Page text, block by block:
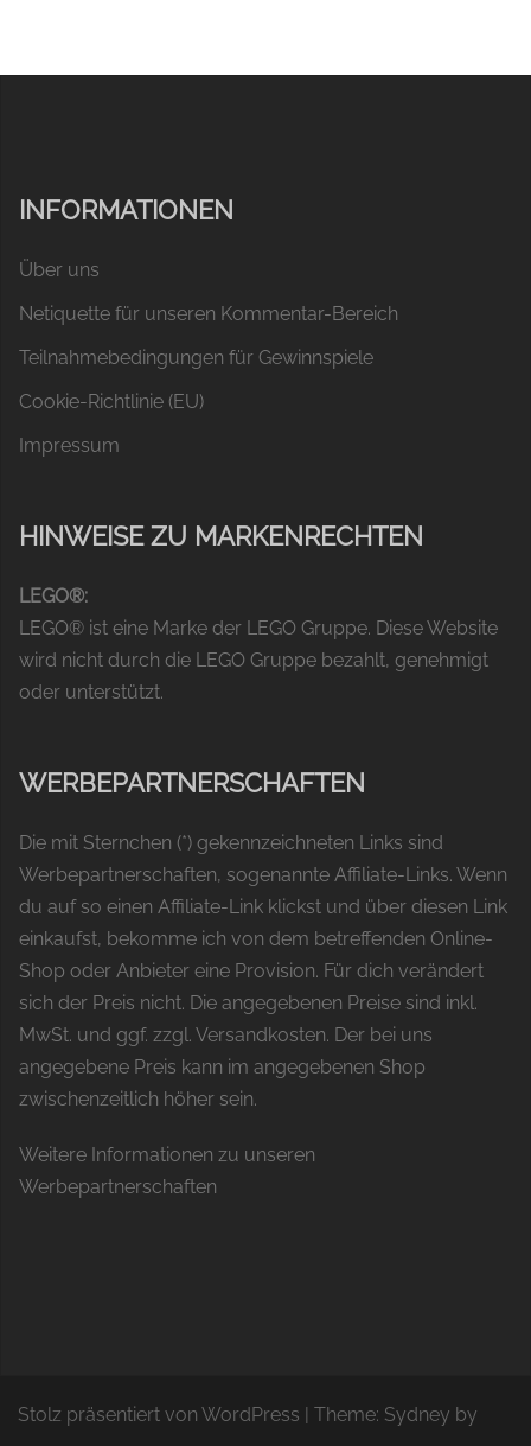
INFORMATIONEN
Über uns
Netiquette für unseren Kommentar-Bereich
Teilnahmebedingungen für Gewinnspiele
Cookie-Richtlinie (EU)
Impressum
HINWEISE ZU MARKENRECHTEN
LEGO®:
LEGO® ist eine Marke der LEGO Gruppe. Diese Website
wird nicht durch die LEGO Gruppe bezahlt, genehmigt
oder unterstützt.
WERBEPARTNERSCHAFTEN
Die mit Sternchen (*) gekennzeichneten Links sind
Werbepartnerschaften, sogenannte Affiliate-Links. Wenn
du auf so einen Affiliate-Link klickst und über diesen Link
einkaufst, bekomme ich von dem betreffenden Online-
Shop oder Anbieter eine Provision. Für dich verändert
sich der Preis nicht. Die angegebenen Preise sind inkl.
MwSt. und ggf. zzgl. Versandkosten. Der bei uns
angegebene Preis kann im angegebenen Shop
zwischenzeitlich höher sein.
Weitere Informationen zu unseren
Werbepartnerschaften
Stolz präsentiert von WordPress | Theme: Sydney by